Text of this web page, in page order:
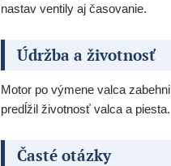
nastav ventily aj časovanie.
Údržba a životnosť
Motor po výmene valca
predĺžil životnosť valca a piesta.
Časté otázky